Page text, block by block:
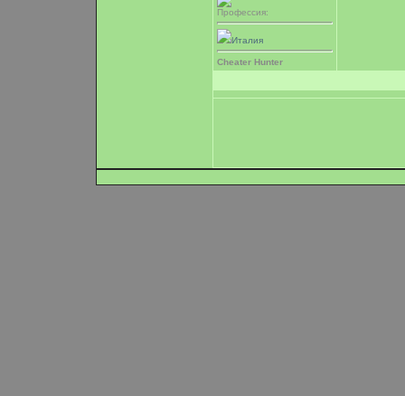
Профессия:
Италия
Cheater Hunter